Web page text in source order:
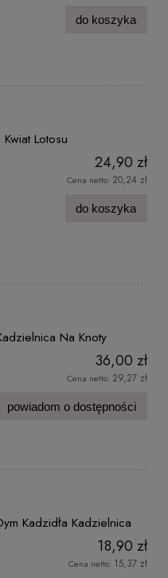
do koszyka
Lotosu
24,90 zł
Cena netto: 20,24 zł
do koszyka
Na Knoty
36,00 zł
Cena netto: 29,27 zł
powiadom o dostępności
Kadzidła Kadzielnica
18,90 zł
Cena netto: 15,37 zł